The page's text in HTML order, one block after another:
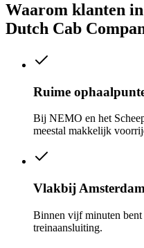
Waarom klanten in
Dutch Cab
Ruime
Bij NEMO en het
meestal makkelijk
Vlakbij
Binnen vijf minuten
treinaansluiting.